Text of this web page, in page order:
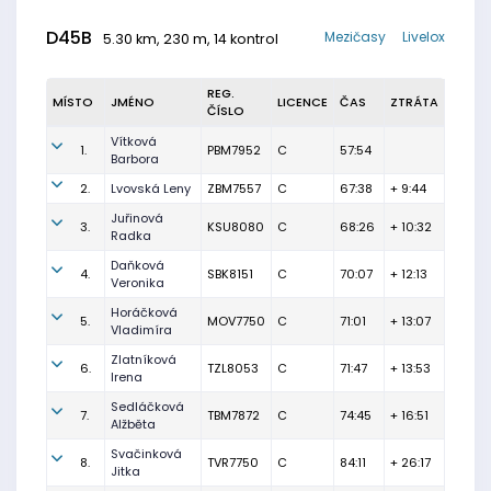
D45B 5.30 km, 230 m, 14 kontrol Livelox
Mezičasy
MÍSTO JMÉNO
REG.
ČÍSLO
LICENCE ČAS ZTRÁTA
1.
Vítková
Barbora
PBM7952 C 57:54
2. Lvovská Leny ZBM7557 C 67:38 + 9:44
3.
Juřinová
Radka
KSU8080 C 68:26 + 10:32
4.
Daňková
Veronika
SBK8151 C 70:07 + 12:13
5.
Horáčková
Vladimíra
MOV7750 C 71:01 + 13:07
6.
Zlatníková
Irena
TZL8053 C 71:47 + 13:53
7.
Sedláčková
Alžběta
TBM7872 C 74:45 + 16:51
8.
Svačinková
Jitka
TVR7750 C 84:11 + 26:17